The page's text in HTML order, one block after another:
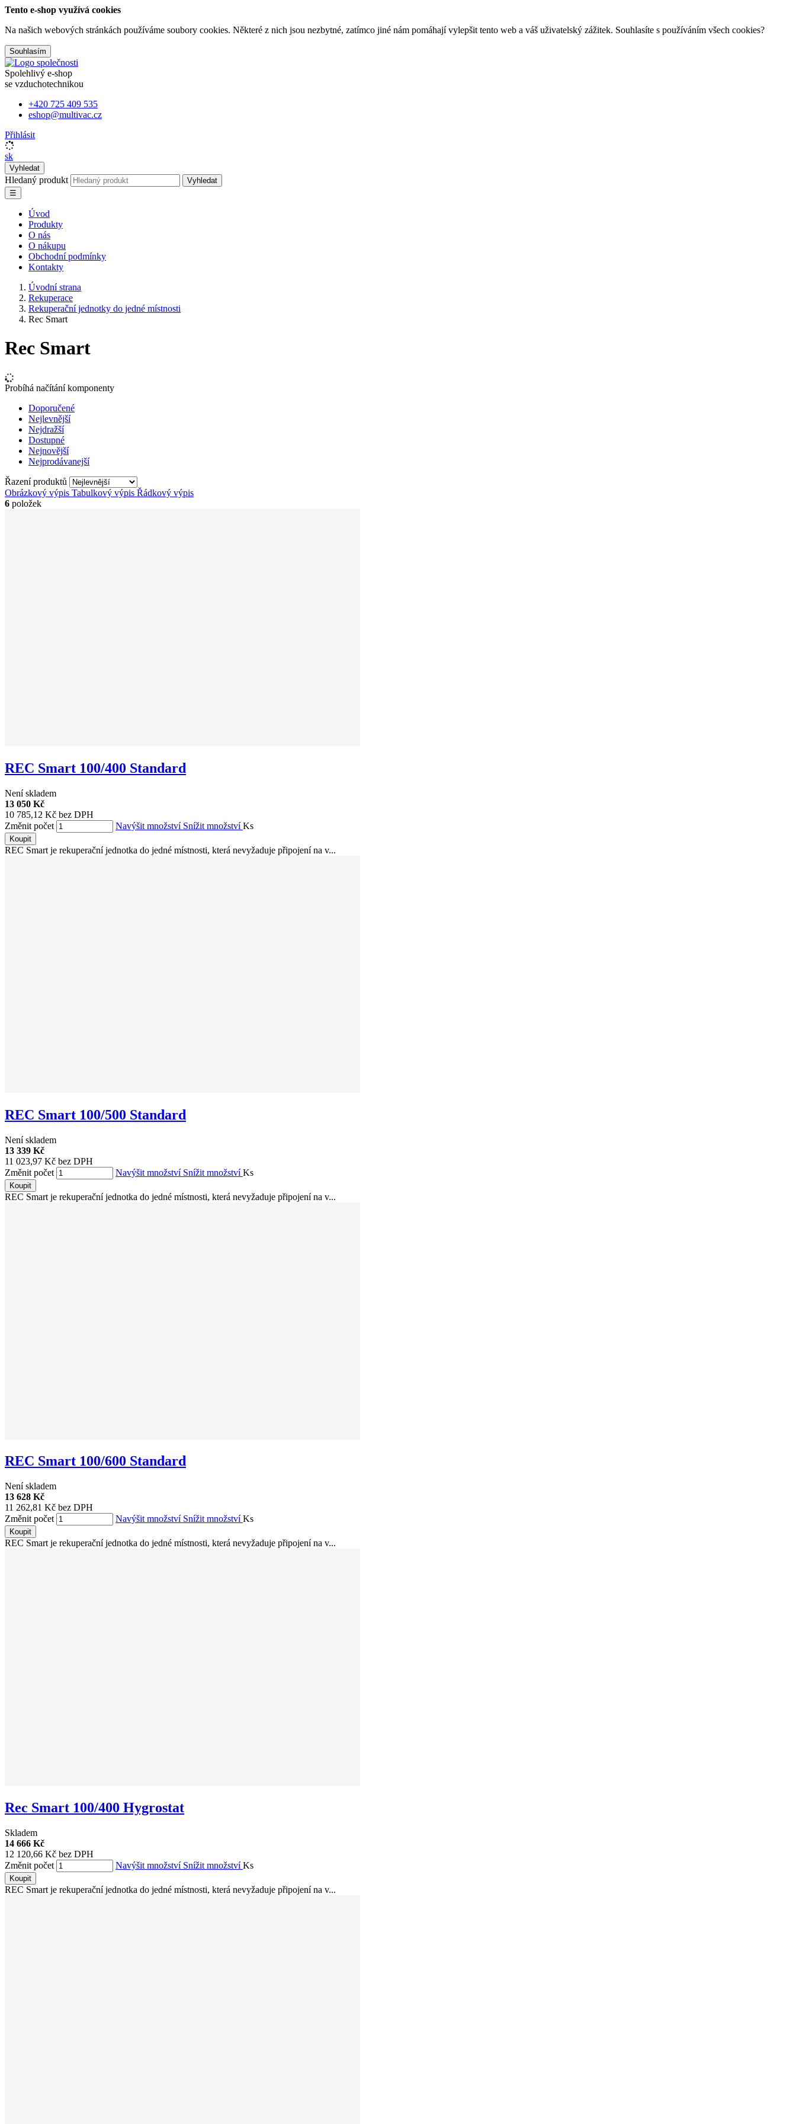
Tento e-shop využívá cookies
Na našich webových stránkách používáme soubory cookies. Některé z nich jsou nezbytné, zatímco jiné nám pomáhají vylepšit tento web a váš uživatelský zážitek. Souhlasíte s používáním všech cookies?
Souhlasím
Spolehlivý e-shop
se vzduchotechnikou
+420 725 409 535
eshop@multivac.cz
Přihlásit
sk
Vyhledat
Hledaný produkt
Vyhledat
☰
Úvod
Produkty
O nás
O nákupu
Obchodní podmínky
Kontakty
Úvodní strana
Rekuperace
Rekuperační jednotky do jedné místnosti
Rec Smart
Rec Smart
Probíhá načítání komponenty
Doporučené
Nejlevnější
Nejdražší
Dostupné
Nejnovější
Nejprodávanejší
Řazení produktů
Obrázkový výpis Tabulkový výpis Řádkový výpis
6 položek
REC Smart 100/400 Standard
Není skladem
13 050 Kč
10 785,12 Kč bez DPH
Změnit počet
Navýšit množství Snížit množstvíKs
Koupit
REC Smart je rekuperační jednotka do jedné místnosti, která nevyžaduje připojení na v...
REC Smart 100/500 Standard
Není skladem
13 339 Kč
11 023,97 Kč bez DPH
Změnit počet
Navýšit množství Snížit množstvíKs
Koupit
REC Smart je rekuperační jednotka do jedné místnosti, která nevyžaduje připojení na v...
REC Smart 100/600 Standard
Není skladem
13 628 Kč
11 262,81 Kč bez DPH
Změnit počet
Navýšit množství Snížit množstvíKs
Koupit
REC Smart je rekuperační jednotka do jedné místnosti, která nevyžaduje připojení na v...
Rec Smart 100/400 Hygrostat
Skladem
14 666 Kč
12 120,66 Kč bez DPH
Změnit počet
Navýšit množství Snížit množstvíKs
Koupit
REC Smart je rekuperační jednotka do jedné místnosti, která nevyžaduje připojení na v...